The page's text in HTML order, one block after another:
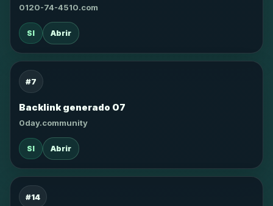
0120-74-4510.com
SI Abrir
#7
Backlink generado 07
0day.community
SI Abrir
#14